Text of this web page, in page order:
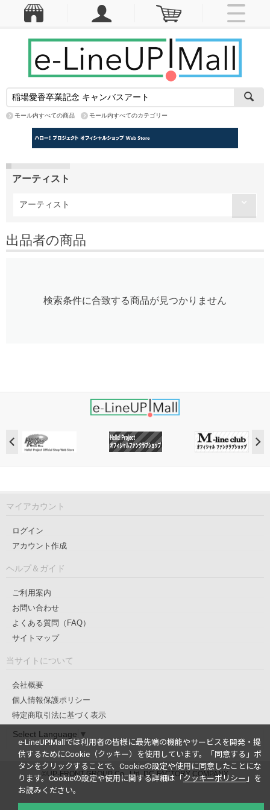
モール内すべての商品 モール内すべてのカテゴリー
アーティスト
アーティスト
出品者の商品
検索条件に合致する商品が見つかりません
マイアカウント
ログイン
アカウント作成
ヘルプ＆ガイド
ご利用案内
お問い合わせ
よくある質問（FAQ）
サイトマップ
当サイトについて
会社概要
個人情報保護ポリシー
特定商取引法に基づく表示
Select Language ▼
©UP-FRONT GROUP Co., Ltd. DC-FACTORY COMPANY
e-LineUP!Mallでは利用者の皆様に最先端の機能やサービスを開発・提
供するためにCookie（クッキー）を使用しています。
「同意する」ボ
タンをクリックすることで、Cookieの設定や使用に同意したことにな
ります。Cookieの設定や使用に関する詳細は「 クッキーポリシー 」を
お読みください。